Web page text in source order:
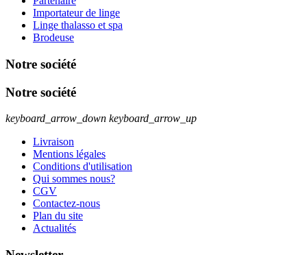
Importateur de linge
Linge thalasso et spa
Brodeuse
Notre société
Notre société
keyboard_arrow_down keyboard_arrow_up
Livraison
Mentions légales
Conditions d'utilisation
Qui sommes nous?
CGV
Contactez-nous
Plan du site
Actualités